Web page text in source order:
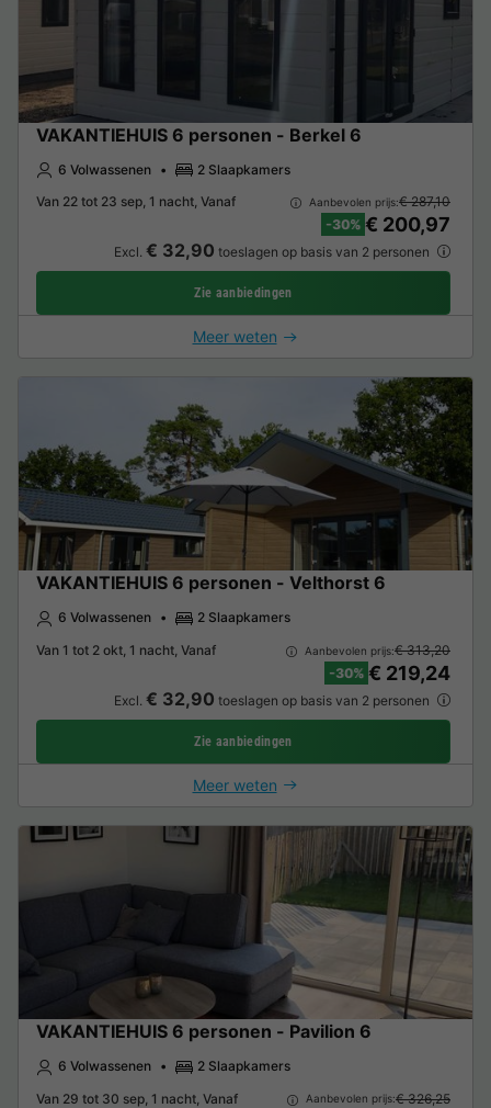
VAKANTIEHUIS 6 personen - Berkel 6
6 Volwassenen
2 Slaapkamers
Van 22 tot 23 sep, 1 nacht, Vanaf
Aanbevolen prijs:€ 287,10
-30% € 200,97
Excl. € 32,90 toeslagen op basis van 2 personen
Zie aanbiedingen
Meer weten
VAKANTIEHUIS 6 personen - Velthorst 6
6 Volwassenen
2 Slaapkamers
Van 1 tot 2 okt, 1 nacht, Vanaf
Aanbevolen prijs:€ 313,20
-30% € 219,24
Excl. € 32,90 toeslagen op basis van 2 personen
Zie aanbiedingen
Meer weten
VAKANTIEHUIS 6 personen - Pavilion 6
6 Volwassenen
2 Slaapkamers
Van 29 tot 30 sep, 1 nacht, Vanaf
Aanbevolen prijs:€ 326,25